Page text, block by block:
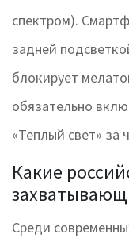
спектром).
задней
блокирует
обязательно
«Теплый свет» за
Какие
Среди